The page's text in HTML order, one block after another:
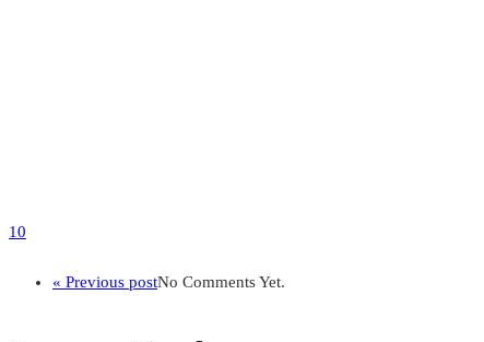
10
« Previous postNo Comments Yet.